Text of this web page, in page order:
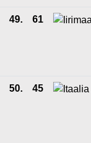
49. 61
50. 45